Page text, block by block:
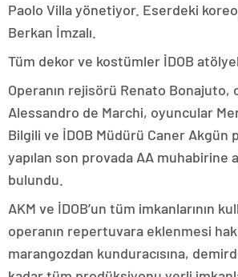
Paolo Villa yönetiyor. Eserdeki
Berkan İmzalı.
Tüm dekor ve kostümler İDOB
Operanın rejisörü Renato Bonajuto,
Alessandro de Marchi, oyuncular
Bilgili ve İDOB Müdürü Caner Akgün
yapılan son provada AA muhabirine
bulundu.
AKM ve İDOB’un tüm imkanlarının
operanın repertuvara eklenmesi
marangozdan kunduracısına,